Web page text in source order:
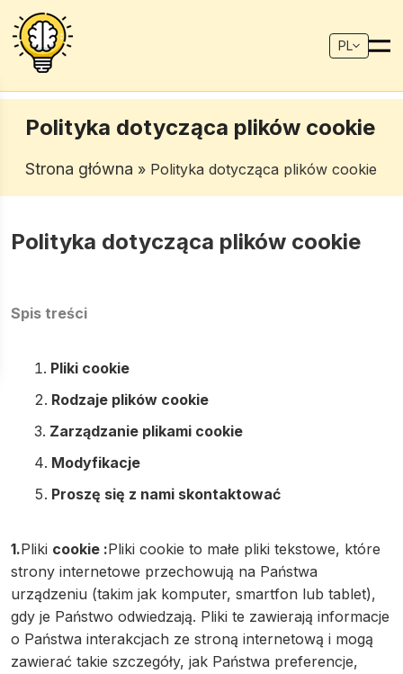
PL
Polityka dotycząca plików cookie
Strona główna » Polityka dotycząca plików cookie
Polityka dotycząca plików cookie
Spis treści
Pliki cookie
Rodzaje plików cookie
Zarządzanie plikami cookie
Modyfikacje
Proszę się z nami skontaktować
1.Pliki cookie :Pliki cookie to małe pliki tekstowe, które
strony internetowe przechowują na Państwa
urządzeniu (takim jak komputer, smartfon lub tablet),
gdy je Państwo odwiedzają. Pliki te zawierają informacje
o Państwa interakcjach ze stroną internetową i mogą
zawierać takie szczegóły, jak Państwa preferencje,